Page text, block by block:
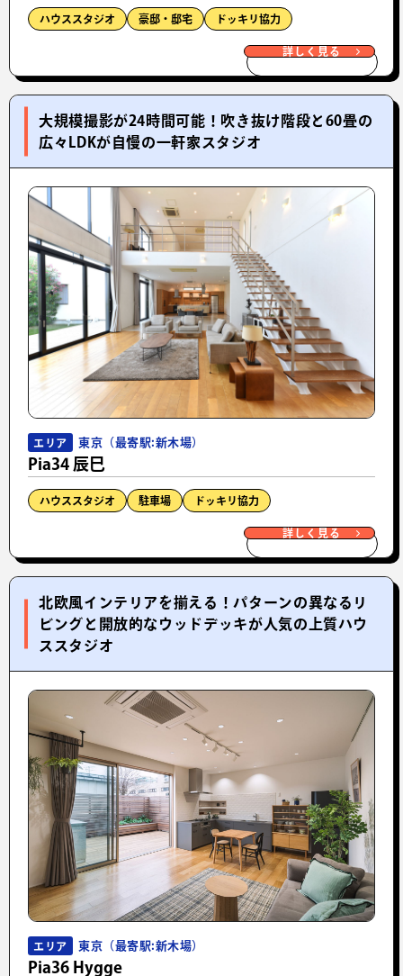
ハウススタジオ 豪邸・邸宅 ドッキリ協力
詳しく見る
大規模撮影が24時間可能！吹き抜け階段と60畳の
広々LDKが自慢の一軒家スタジオ
エリア 東京（最寄駅:新木場）
Pia34 辰巳
ハウススタジオ 駐車場 ドッキリ協力
詳しく見る
北欧風インテリアを揃える！パターンの異なるリ
ビングと開放的なウッドデッキが人気の上質ハウ
ススタジオ
エリア 東京（最寄駅:新木場）
Pia36 Hygge